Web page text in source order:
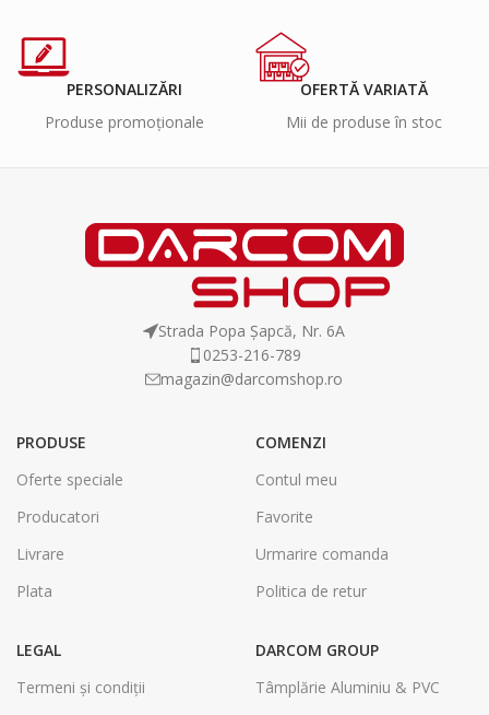
PERSONALIZĂRI
Produse promoționale
OFERTĂ VARIATĂ
Mii de produse în stoc
Strada Popa Șapcă, Nr. 6A
0253-216-789
magazin@darcomshop.ro
PRODUSE
Oferte speciale
Producatori
Livrare
Plata
COMENZI
Contul meu
Favorite
Urmarire comanda
Politica de retur
LEGAL
Termeni și condiții
DARCOM GROUP
Tâmplărie Aluminiu & PVC